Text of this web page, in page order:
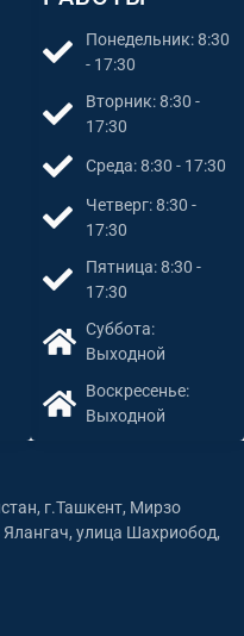
г.Ташкент, Мирзо
улица Шахриобод,
Понедельник: 8:30
- 17:30
Вторник: 8:30 -
17:30
Среда: 8:30 - 17:30
Четверг: 8:30 -
17:30
Пятница: 8:30 -
17:30
Суббота:
Выходной
Воскресенье:
Выходной